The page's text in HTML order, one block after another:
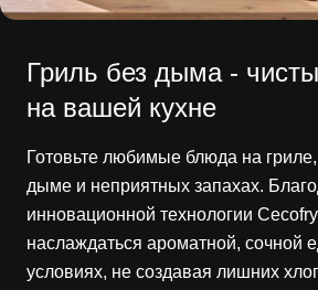
Гриль без дыма -
на вашей кухне
Готовьте любимые блюда на
дыме и неприятных запахах.
инновационной технологии
наслаждаться ароматной, сочной
условиях, не создавая лишних